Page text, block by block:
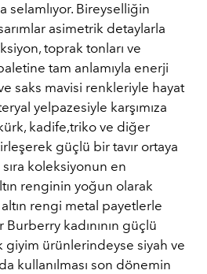
selamlıyor. Bireyselliğin
asimetrik detaylarla
toprak tonları ve
tam anlamıyla enerji
saks mavisi renkleriyle hayat
yelpazesiyle karşımıza
kadife,triko ve diğer
güçlü bir tavır ortaya
sıra koleksiyonun en
renginin yoğun olarak
altın rengi metal payetlerle
kadınının güçlü
giyim ürünlerindeyse siyah ve
kullanılması son dönemin